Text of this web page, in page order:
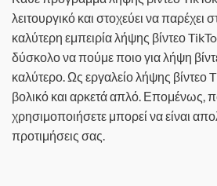
λειτουργικό και στοχεύει να παρέχει
καλύτερη εμπειρία λήψης βίντεο
δύσκολο να πούμε ποιο για λήψη
καλύτερο. Ως εργαλείο λήψης βίντεο
βολικό και αρκετά απλό. Επομένως,
χρησιμοποιήσετε μπορεί να είναι
προτιμήσεις σας.